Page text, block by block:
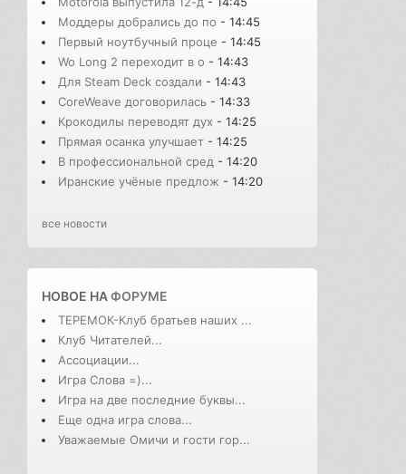
Моддеры добрались до по - 14:45
Первый ноутбучный проце - 14:45
Wo Long 2 переходит в о - 14:43
Для Steam Deck создали - 14:43
CoreWeave договорилась - 14:33
Крокодилы переводят дух - 14:25
Прямая осанка улучшает - 14:25
В профессиональной сред - 14:20
Иранские учёные предлож - 14:20
все новости
НОВОЕ НАФОРУМЕ
ТЕРЕМОК-Клуб братьев наших ...
Клуб Читателей...
Ассоциации...
Игра Слова =)...
Игра на две последние буквы...
Еще одна игра слова...
Уважаемые Омичи и гости гор...